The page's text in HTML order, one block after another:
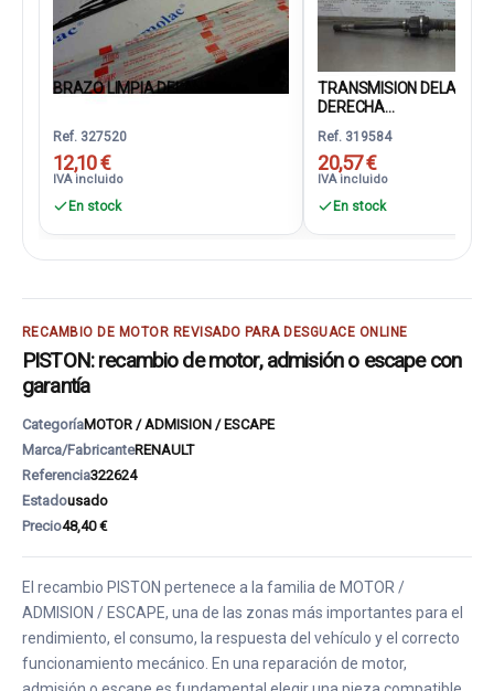
BRAZO LIMPIA DELANTERO...
Ref. 327520
12,10 €
IVA incluido
En stock
TRANSMISION
DERECHA...
Ref. 319584
20,57 €
IVA incluido
En stock
RECAMBIO DE MOTOR REVISADO PARA DESGUACE ONLINE
PISTON: recambio de motor, admisión o escape con
garantía
CategoríaMOTOR / ADMISION / ESCAPE
Marca/FabricanteRENAULT
Referencia322624
Estadousado
Precio48,40 €
El recambio PISTON pertenece a la familia de MOTOR /
ADMISION / ESCAPE, una de las zonas más importantes para el
rendimiento, el consumo, la respuesta del vehículo y el correcto
funcionamiento mecánico. En una reparación de motor,